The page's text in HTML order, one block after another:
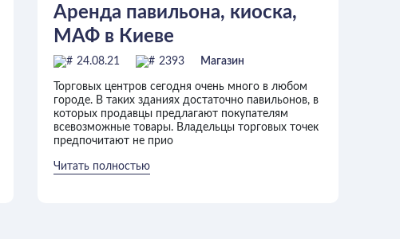
Аренда павильона, киоска,
МАФ в Киеве
24.08.21 2393 Магазин
Торговых центров сегодня очень много в любом
городе. В таких зданиях достаточно павильонов, в
которых продавцы предлагают покупателям
всевозможные товары. Владельцы торговых точек
предпочитают не прио
Читать полностью